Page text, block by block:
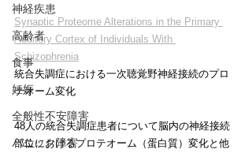
神経疾患
高齢者
食事
妊娠
全般性不安障害
パニック障害
Synaptic Proteome Alterations in the Primary
Auditory Cortex of Individuals With
Schizophrenia
統合失調症における一次聴覚野神経接続のプロ
テオーム変化
48人の統合失調症患者について脳内の神経接続
部位におけるプロテオーム（蛋白質）変化と他